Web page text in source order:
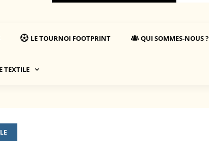
LE TOURNOI FOOTPRINT QUI SOMMES-NOUS ?
TEXTILE